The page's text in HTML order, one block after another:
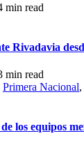
min read
Rivadavia
min read
Primera Nacional,
los equipos